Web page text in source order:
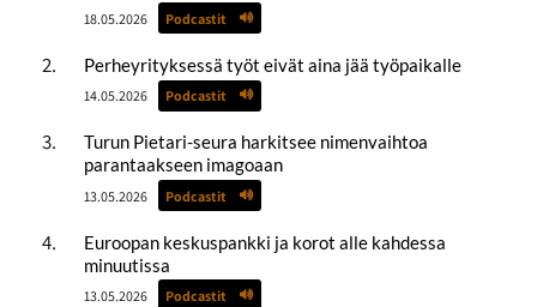
18.05.2026 Podcastit
Perheyrityksessä työt eivät aina jää työpaikalle
14.05.2026 Podcastit
Turun Pietari-seura harkitsee nimenvaihtoa
parantaakseen imagoaan
13.05.2026 Podcastit
Euroopan keskuspankki ja korot alle kahdessa
minuutissa
13.05.2026 Podcastit